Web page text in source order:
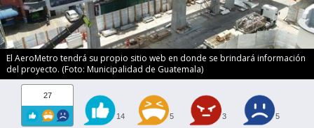
El AeroMetro tendrá su propio sitio web en donde se brindará información
del proyecto. (Foto: Municipalidad de Guatemala)
27
14 5 3 5